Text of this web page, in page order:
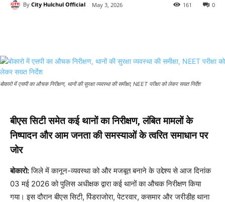
By City Hulchul Official May 3, 2026 0
161
बोकारो में एसपी का औचक निरीक्षण, थानों की सुरक्षा व्यवस्था की समीक्षा, NEET परीक्षा को लेकर सख्त निर्देश
बीएस सिटी समेत कई थानों का निरीक्षण, लंबित मामलों के
निष्पादन और आम जनता की समस्याओं के त्वरित समाधान पर
जोर
बोकारो:जिले में कानून-व्यवस्था को और मजबूत बनाने के उद्देश्य से आज दिनांक
03 मई 2026 को पुलिस अधीक्षक द्वारा कई थानों का औचक निरीक्षण किया
गया। इस दौरान बीएस सिटी, पिंडराजोरा, पेटरवार, कसमार और जरीडीह थाना